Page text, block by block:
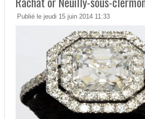
Publié le jeudi 15 juin 2014 11:33